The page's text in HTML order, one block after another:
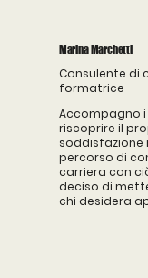
Marina Marchetti
Consulente di
formatrice
Accompagno
riscoprire il
soddisfazione
percorso di
carriera con
deciso di
chi desidera